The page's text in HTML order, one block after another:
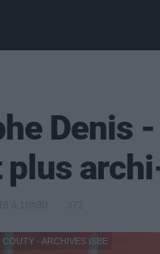
Denis
plus
- ARCHIVES ISBE